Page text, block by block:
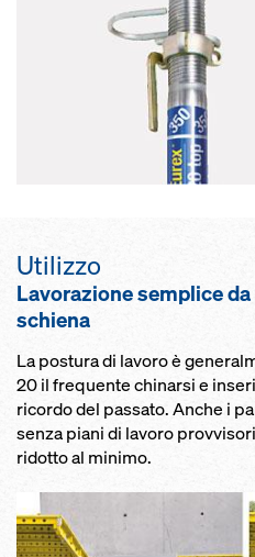
Utilizzo
Lavorazione semplice
schiena
La postura di lavoro è
20 il frequente chinarsi e
ricordo del passato. Anche i
senza piani di lavoro
ridotto al minimo.